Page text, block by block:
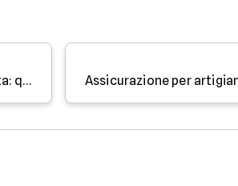
Differenze tra ditta individuale e libero professionista: quali sono